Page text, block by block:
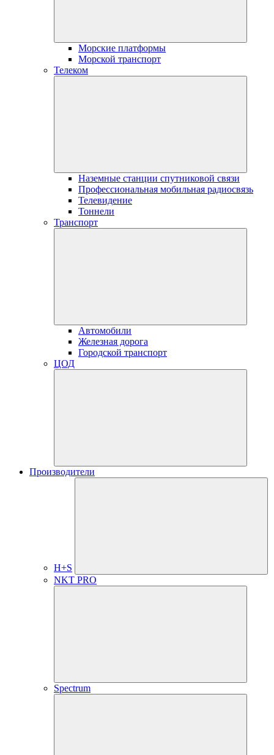
Морские платформы
Морской транспорт
Телеком
Наземные станции спутниковой связи
Профессиональная мобильная радиосвязь
Телевидение
Тоннели
Транспорт
Автомобили
Железная дорога
Городской транспорт
ЦОД
Производители
H+S
NKT PRO
Spectrum